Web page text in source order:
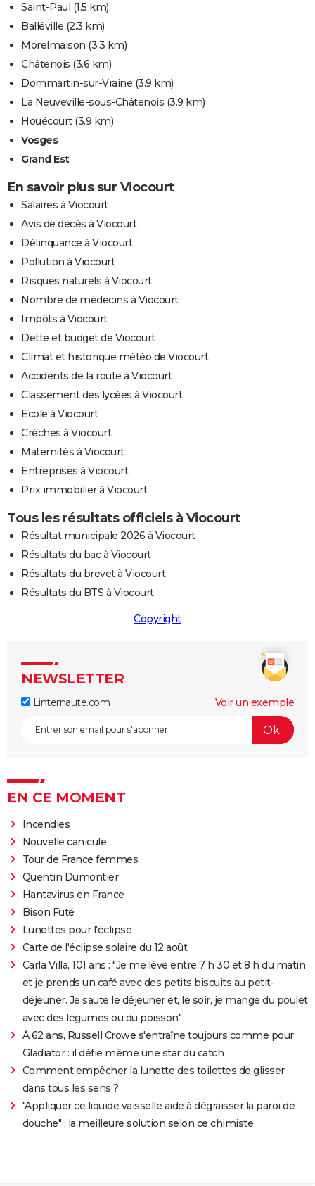
Saint-Paul (1.5 km)
Balléville (2.3 km)
Morelmaison (3.3 km)
Châtenois (3.6 km)
Dommartin-sur-Vraine (3.9 km)
La Neuveville-sous-Châtenois (3.9 km)
Houécourt(3.9 km)
Vosges
Grand Est
En savoir plus sur Viocourt
Salaires à Viocourt
Avis de décès à Viocourt
Délinquance à Viocourt
Pollution à Viocourt
Risques naturels à Viocourt
Nombre de médecins à Viocourt
Impôts à Viocourt
Dette et budget de Viocourt
Climat et historique météo de Viocourt
Accidents de la route à Viocourt
Classement des lycées à Viocourt
Ecole à Viocourt
Crèches à Viocourt
Maternités à Viocourt
Entreprises à Viocourt
Prix immobilier à Viocourt
Tous les résultats officiels à Viocourt
Résultat municipale 2026 à Viocourt
Résultats du bac à Viocourt
Résultats du brevet à Viocourt
Résultats du BTS à Viocourt
Copyright
NEWSLETTER
Linternaute.com Voir un exemple
EN CE MOMENT
Incendies
Nouvelle canicule
Tour de France femmes
Quentin Dumontier
Hantavirus en France
Bison Futé
Lunettes pour l'éclipse
Carte de l'éclipse solaire du 12 août
Carla Villa, 101 ans : "Je me lève entre 7 h 30 et 8 h du matin
et je prends un café avec des petits biscuits au petit-
déjeuner. Je saute le déjeuner et, le soir, je mange du poulet
avec des légumes ou du poisson"
À 62 ans, Russell Crowe s'entraîne toujours comme pour
Gladiator : il défie même une star du catch
Comment empêcher la lunette des toilettes de glisser
dans tous les sens ?
"Appliquer ce liquide vaisselle aide à dégraisser la paroi de
douche" : la meilleure solution selon ce chimiste